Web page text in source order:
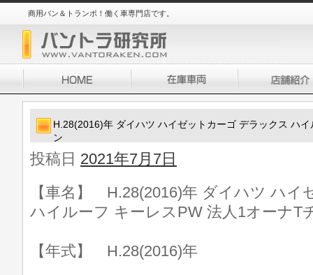
商用バン＆トランポ！働く車専門店です。
H.28(2016)年 ダイハツ ハイゼットカーゴ デラックス ハ
ン
投稿日 2021年7月7日
【車名】 H.28(2016)年 ダイハツ ハイ
ハイルーフ キーレスPW 法人1オーナT
【年式】 H.28(2016)年